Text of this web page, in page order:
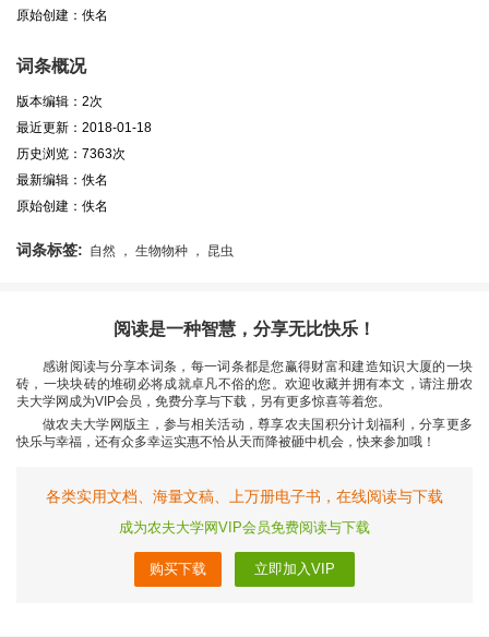
原始创建：佚名
词条概况
版本编辑：2次
最近更新：2018-01-18
历史浏览：7363次
最新编辑：佚名
原始创建：佚名
词条标签: 自然 ， 生物物种 ， 昆虫
阅读是一种智慧，分享无比快乐！
感谢阅读与分享本词条，每一词条都是您赢得财富和建造知识大厦的一块
砖，一块块砖的堆砌必将成就卓凡不俗的您。欢迎收藏并拥有本文，请注册农
夫大学网成为VIP会员，免费分享与下载，另有更多惊喜等着您。
做农夫大学网版主，参与相关活动，尊享农夫国积分计划福利，分享更多
快乐与幸福，还有众多幸运实惠不恰从天而降被砸中机会，快来参加哦！
各类实用文档、海量文稿、上万册电子书，在线阅读与下载
成为农夫大学网VIP会员免费阅读与下载
购买下载 立即加入VIP